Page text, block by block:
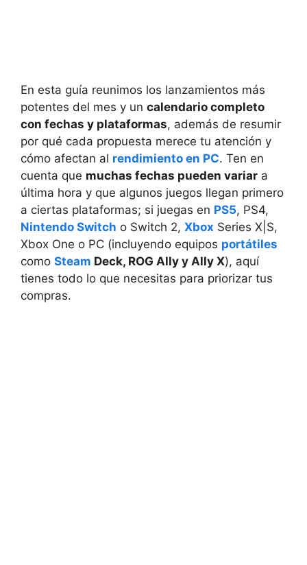
En esta guía reunimos los lanzamientos más
potentes del mes y un calendario completo
con fechas y plataformas, además de resumir
por qué cada propuesta merece tu atención y
cómo afectan al rendimiento en PC. Ten en
cuenta que muchas fechas pueden variar a
última hora y que algunos juegos llegan primero
a ciertas plataformas; si juegas en PS5, PS4,
Nintendo Switch o Switch 2, Xbox Series X|S,
Xbox One o PC (incluyendo equipos portátiles
como Steam Deck, ROG Ally y Ally X), aquí
tienes todo lo que necesitas para priorizar tus
compras.